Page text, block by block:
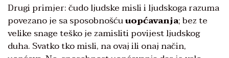
Drugi primjer: čudo ljudske misli i ljudskoga razuma
povezano je sa sposobnošćuuopćavanja; bez te
velike snage teško je zamisliti povijest ljudskog
duha. Svatko tko misli, na ovaj ili onaj način,